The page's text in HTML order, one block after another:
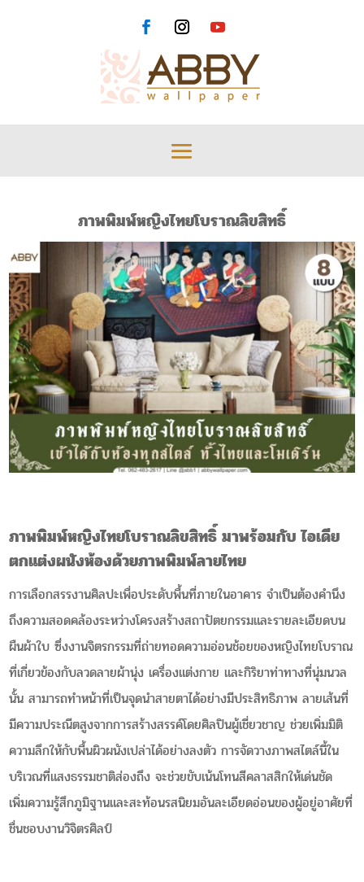
ภาพพิมพ์หญิงไทยโบราณลิขสิทธิ์
ภาพพิมพ์หญิงไทยโบราณลิขสิทธิ์ มาพร้อมกับ ไอเดีย
ตกแต่งผนังห้องด้วยภาพพิมพ์ลายไทย
การเลือกสรรงานศิลปะเพื่อประดับพื้นที่ภายในอาคาร จำเป็นต้องคำนึง
ถึงความสอดคล้องระหว่างโครงสร้างสถาปัตยกรรมและรายละเอียดบน
ผืนผ้าใบ ซึ่งงานจิตรกรรมที่ถ่ายทอดความอ่อนช้อยของหญิงไทยโบราณ
ที่เกี่ยวข้องกับลวดลายผ้านุ่ง เครื่องแต่งกาย และกิริยาท่าทางที่นุ่มนวล
นั้น สามารถทำหน้าที่เป็นจุดนำสายตาได้อย่างมีประสิทธิภาพ ลายเส้นที่
มีความประณีตสูงจากการสร้างสรรค์โดยศิลปินผู้เชี่ยวชาญ ช่วยเพิ่มมิติ
ความลึกให้กับพื้นผิวผนังเปล่าได้อย่างลงตัว การจัดวางภาพสไตล์นี้ใน
บริเวณที่แสงธรรมชาติส่องถึง จะช่วยขับเน้นโทนสีคลาสสิกให้เด่นชัด
เพิ่มความรู้สึกภูมิฐานและสะท้อนรสนิยมอันละเอียดอ่อนของผู้อยู่อาศัยที่
ชื่นชอบงานวิจิตรศิลป์